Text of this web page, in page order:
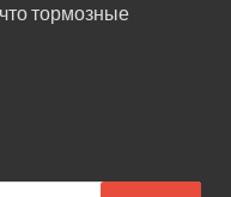
тормозные